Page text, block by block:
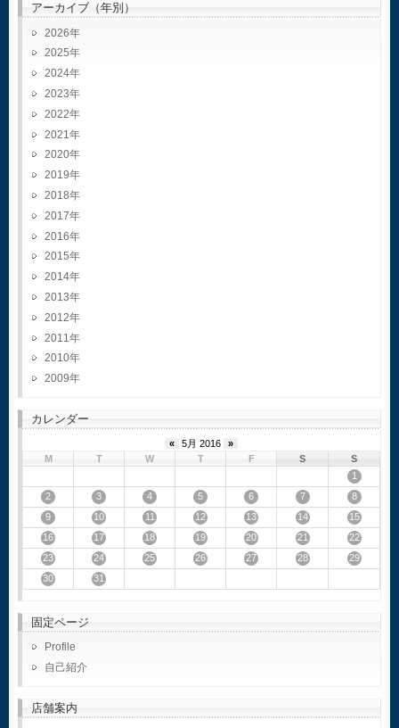
アーカイブ（年別）
2026
2025
2024
2023
2022
2021
2020
2019
2018
2017
2016
2015
2014
2013
2012
2011
2010
2009
カレンダー
« 5月 2016
»
M
T W T F S
S
1
2
3 4 5 6 7
8
9
10 11 12 13 14
15
16
17 18 19 20 21
22
23
24 25 26 27 28
29
30
31
固定ページ
Profile
自己紹介
店舗案内